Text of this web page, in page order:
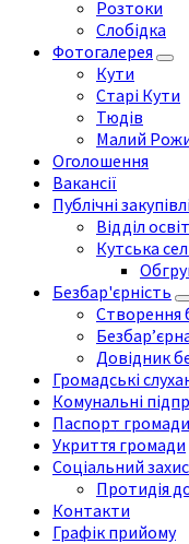
Розтоки
Слобідка
Фотогалерея
Кути
Старі Кути
Тюдів
Малий
Оголошення
Вакансії
Публічні
Відділ
Кутська
Безбар'єрність
Створення
Довідник
Громадські
Комунальні
Паспорт громади
Укриття громади
Соціальний
Протидія
Контакти
Графік прийому